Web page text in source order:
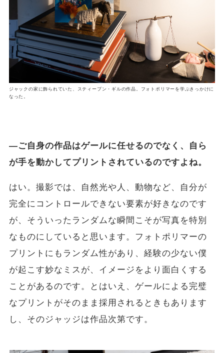
ジャックの家に飾られていた、スティーブン・ギルの作品。フォトポリマーを学ぶきっかけに
なった。
―ご自身の作品はゲールに任せるのでなく、自ら
が手を動かしてプリントされているのですよね。
はい。撮影では、自然光や人、動物など、自分が
完全にコントロールできない要素が好きなのです
が、そういったランダムな瞬間こそが写真を特別
なものにしていると思います。フォトポリマーの
プリントにもランダム性があり、経験の少ない僕
が起こす妙なミスが、イメージをより面白くする
ことがあるのです。とはいえ、ゲールによる完璧
なプリントがそのまま採用されるときもあります
し、そのジャッジは作品次第です。